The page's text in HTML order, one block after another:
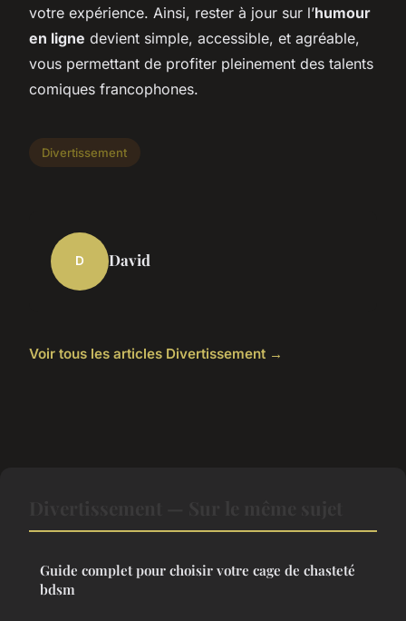
votre expérience. Ainsi, rester à jour sur l’humour
en ligne devient simple, accessible, et agréable,
vous permettant de profiter pleinement des talents
comiques francophones.
Divertissement
D David
Voir tous les articles Divertissement →
Guide complet pour choisir votre cage de chasteté
bdsm